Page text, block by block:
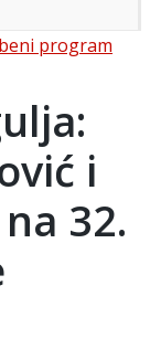
program
i
32.